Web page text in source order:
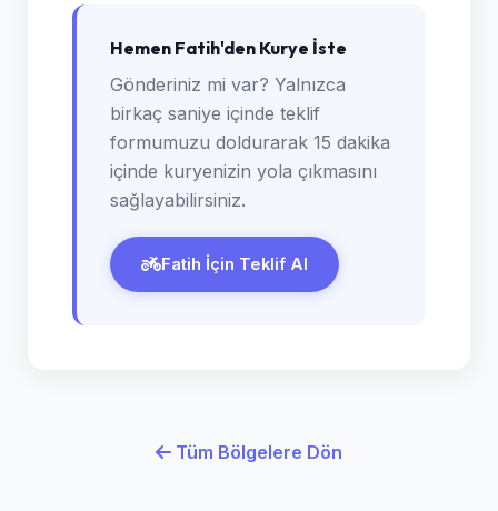
Hemen Fatih'den Kurye İste
Gönderiniz mi var? Yalnızca
birkaç saniye içinde teklif
formumuzu doldurarak 15 dakika
içinde kuryenizin yola çıkmasını
sağlayabilirsiniz.
Fatih İçin Teklif Al
Tüm Bölgelere Dön